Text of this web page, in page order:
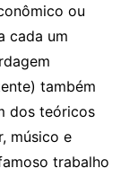
ou
cada um
também
dos teóricos
músico e
trabalho